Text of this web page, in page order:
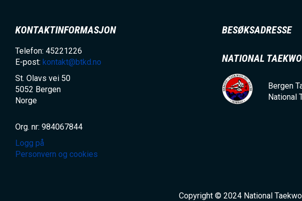
KONTAKTINFORMASJON
Telefon: 45221226
E-post: kontakt@btkd.no
St. Olavs vei 50
5052 Bergen
Norge
Org. nr: 984067844
Logg på
Personvern og cookies
BESØKSADRESSE
NATIONAL
Bergen
National
Copyright © 2024 National